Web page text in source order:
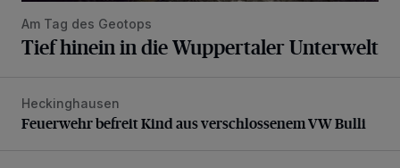
Am Tag des Geotops
Tief hinein in die Wuppertaler Unterwelt
Feuerwehr befreit Kind aus verschlossenem VW Bulli
Heckinghausen
Feuerwehr befreit Kind aus verschlossenem VW Bulli